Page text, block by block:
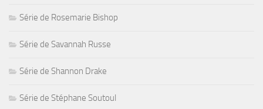
Série de Rosemarie Bishop
Série de Savannah Russe
Série de Shannon Drake
Série de Stéphane Soutoul